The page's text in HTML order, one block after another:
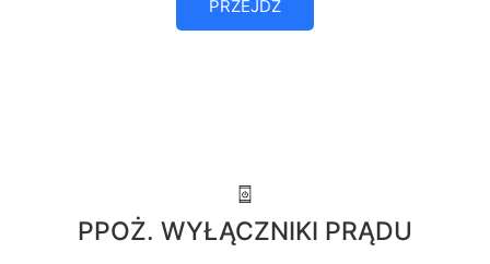
PRZEJDŹ
PPOŻ. WYŁĄCZNIKI PRĄDU